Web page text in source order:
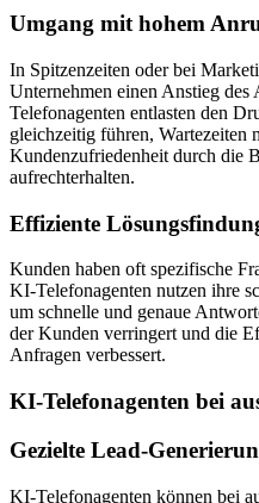
Umgang mit hohem
In Spitzenzeiten oder bei
Unternehmen einen Anstieg
Telefonagenten entlasten den
gleichzeitig führen, Wartezeiten
Kundenzufriedenheit durch die
aufrechterhalten.
Effiziente
Kunden haben oft spezifische
KI-Telefonagenten nutzen ihre
um schnelle und genaue
der Kunden verringert und die
Anfragen verbessert.
KI-Telefonagenten bei
Gezielte Lead-
KI-Telefonagenten können bei